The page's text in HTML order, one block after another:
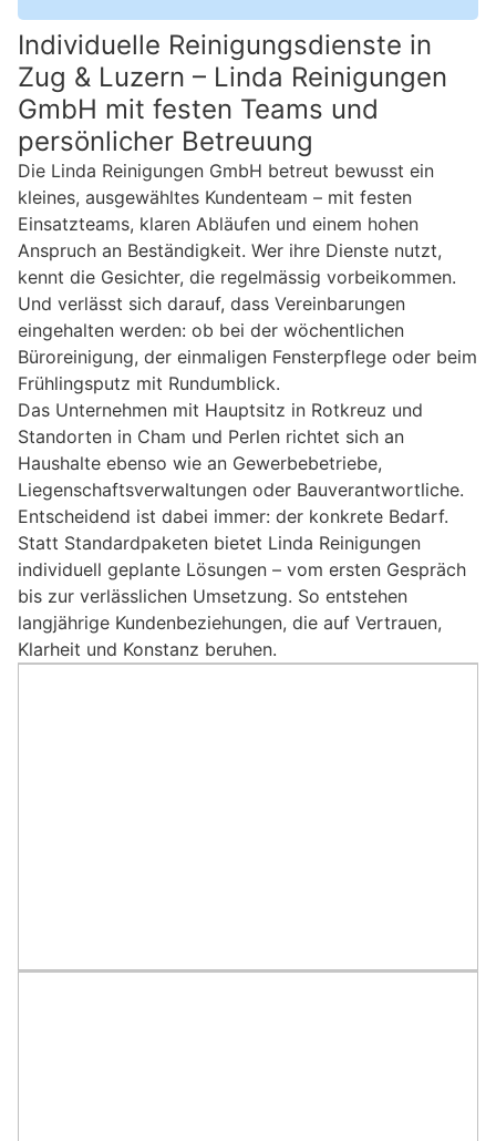
Individuelle Reinigungsdienste in
Zug & Luzern – Linda Reinigungen
GmbH mit festen Teams und
persönlicher Betreuung
Die Linda Reinigungen GmbH betreut bewusst ein
kleines, ausgewähltes Kundenteam – mit festen
Einsatzteams, klaren Abläufen und einem hohen
Anspruch an Beständigkeit. Wer ihre Dienste nutzt,
kennt die Gesichter, die regelmässig vorbeikommen.
Und verlässt sich darauf, dass Vereinbarungen
eingehalten werden: ob bei der wöchentlichen
Büroreinigung, der einmaligen Fensterpflege oder beim
Frühlingsputz mit Rundumblick.
Das Unternehmen mit Hauptsitz in Rotkreuz und
Standorten in Cham und Perlen richtet sich an
Haushalte ebenso wie an Gewerbebetriebe,
Liegenschaftsverwaltungen oder Bauverantwortliche.
Entscheidend ist dabei immer: der konkrete Bedarf.
Statt Standardpaketen bietet Linda Reinigungen
individuell geplante Lösungen – vom ersten Gespräch
bis zur verlässlichen Umsetzung. So entstehen
langjährige Kundenbeziehungen, die auf Vertrauen,
Klarheit und Konstanz beruhen.